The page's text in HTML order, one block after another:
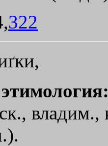
322
владим.,